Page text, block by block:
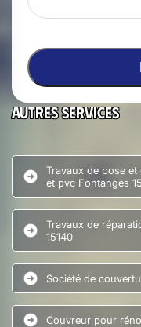
Autres services
Travaux de pose
et pvc Fontanges
Travaux de
15140
Société de
Couvreur pour